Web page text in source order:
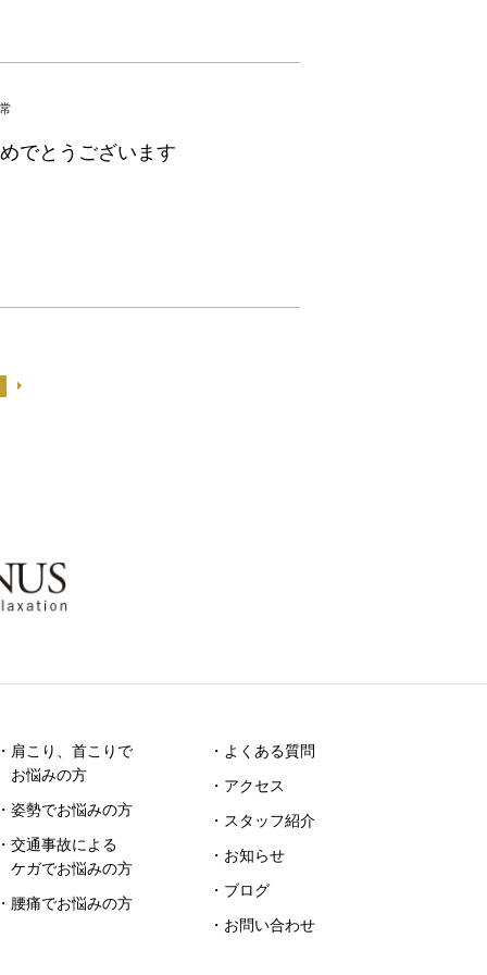
でとうございます
・肩こり、首こりで
お悩みの方
・姿勢でお悩みの方
・交通事故による
ケガでお悩みの方
・腰痛でお悩みの方
・よくある質問
・アクセス
・スタッフ紹介
・お知らせ
・ブログ
・お問い合わせ